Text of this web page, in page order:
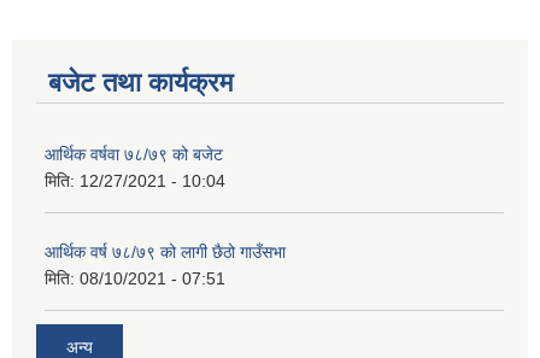
बजेट तथा कार्यक्रम
आर्थिक वर्षवा ७८/७९ को बजेट
मिति: 12/27/2021 - 10:04
आर्थिक वर्ष ७८/७९ को लागी छैठो गाउँसभा
मिति: 08/10/2021 - 07:51
अन्य